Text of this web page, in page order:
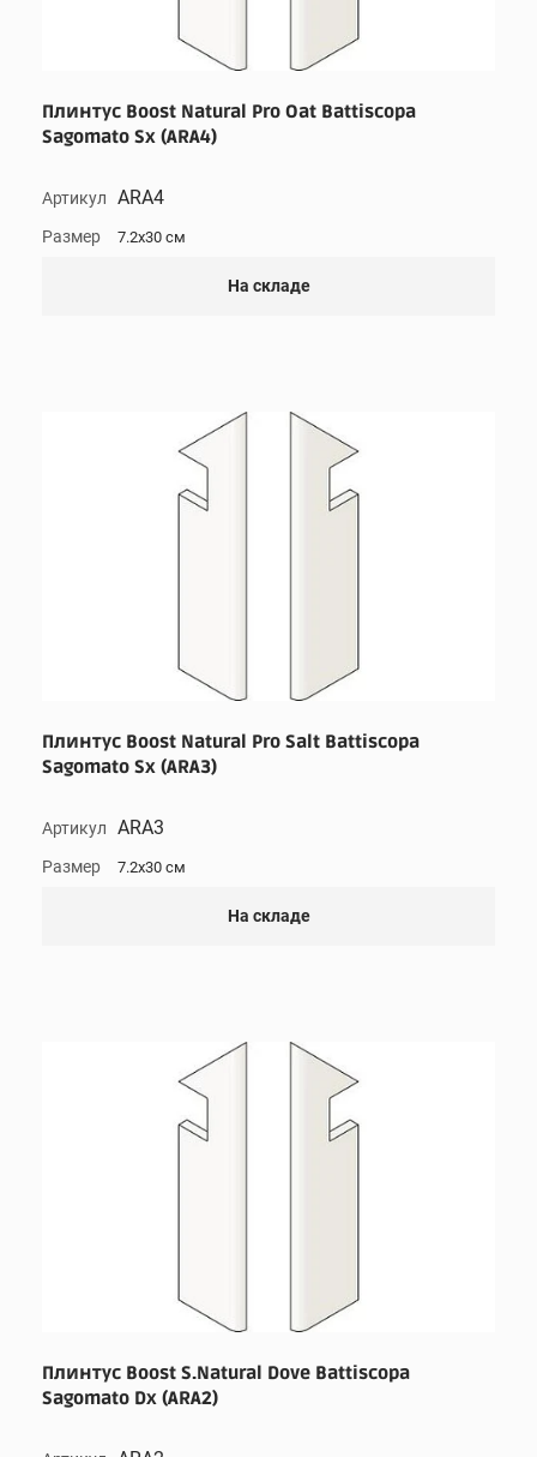
Плинтус Boost Natural Pro Oat Battiscopa
Sagomato Sx (ARA4)
Артикул ARA4
Размер 7.2x30 см
На складе
Плинтус Boost Natural Pro Salt Battiscopa
Sagomato Sx (ARA3)
Артикул ARA3
Размер 7.2x30 см
На складе
Плинтус Boost S.Natural Dove Battiscopa
Sagomato Dx (ARA2)